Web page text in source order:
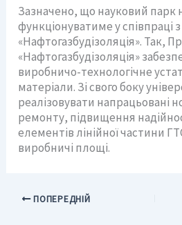
Зазначено, що науковий парк
функціонуватиме у співпраці
«Нафтогазбудізоляція». Так,
«Нафтогазбудізоляція»
виробничо-технологічне
матеріали. Зі свого боку
реалізовувати напрацьовані
ремонту, підвищення
елементів лінійної частини
виробничі площі.
ПОПЕРЕДНІЙ